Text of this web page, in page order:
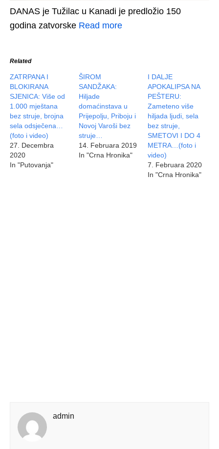
DANAS je Tužilac u Kanadi je predložio 150
godina zatvorske Read more
Related
ZATRPANA I
BLOKIRANA
SJENICA: Više od
1.000 mještana
bez struje, brojna
sela odsječena…
(foto i video)
27. Decembra
2020
In "Putovanja"
ŠIROM
SANDŽAKA:
Hiljade
domaćinstava u
Prijepolju, Priboju i
Novoj Varoši bez
struje…
14. Februara 2019
In "Crna Hronika"
I DALJE
APOKALIPSA NA
PEŠTERU:
Zameteno više
hiljada ljudi, sela
bez struje,
SMETOVI I DO 4
METRA…(foto i
video)
7. Februara 2020
In "Crna Hronika"
admin